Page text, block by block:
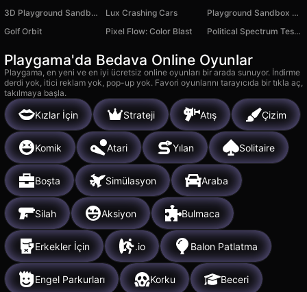
3D Playground Sandbox - Ragdoll
Lux Crashing Cars
Playground Sandbox Mod Digital Circus
Golf Orbit
Pixel Flow: Color Blast Political Spectrum Test Quiz
Playgama'da Bedava Online Oyunlar
Playgama, en yeni ve en iyi ücretsiz online oyunları bir arada sunuyor. İndirme
derdi yok, itici reklam yok, pop-up yok. Favori oyunlarını tarayıcıda bir tıkla aç,
takılmaya başla.
Kızlar İçin Strateji Atış Çizim
Komik Atari Yılan Solitaire
Boşta Simülasyon Araba
Silah Aksiyon Bulmaca
Erkekler İçin .io Balon Patlatma
Engel Parkurları Korku Beceri